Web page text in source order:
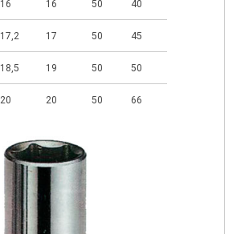
16 16 50 40
17,2 17 50 45
18,5 19 50 50
20 20 50 66